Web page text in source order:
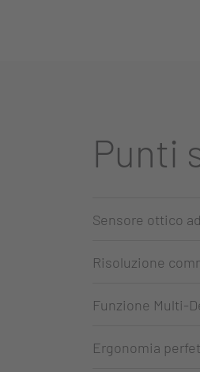
Punti
Sensore ottico
Risoluzione
Funzione Multi-
Ergonomia